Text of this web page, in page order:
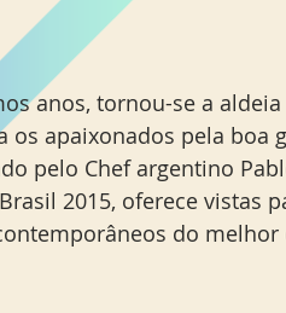
anos, tornou-se a
os apaixonados pela boa
pelo Chef argentino
2015, oferece vistas
do melhor